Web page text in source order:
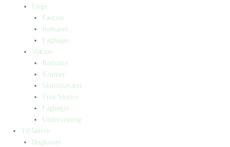
Unge
Fantasy
Romaner
Fagbøger
Voksne
Romance
Krimier
Skønlitteratur
True Stories
Fagbøger
Undervisning
Til lærere
Bogkasser